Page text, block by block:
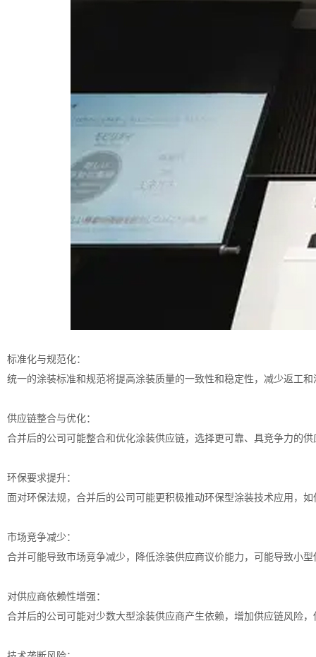
标准化与规范化：
统一的涂装标准和规范将提高涂装质量的一致性和稳定性，减少返工
供应链整合与优化：
合并后的公司可能整合和优化涂装供应链，选择更可靠、具竞争力的
环保要求提升：
面对环保法规，合并后的公司可能更积极推动环保型涂装技术应用，
市场竞争减少：
合并可能导致市场竞争减少，降低涂装供应商议价能力，可能导致小
对供应商依赖性增强：
合并后的公司可能对少数大型涂装供应商产生依赖，增加供应链风险